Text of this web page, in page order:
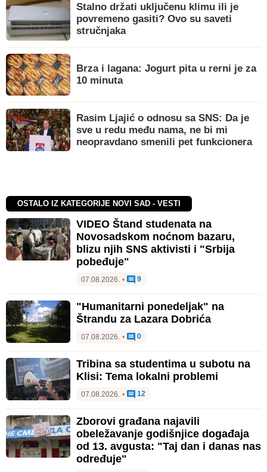
Stalno držati uključenu klimu ili je
povremeno gasiti? Ovo su saveti
stručnjaka
Brza i lagana: Jogurt pita u rerni je za
10 minuta
Rasim Ljajić o odnosu sa SNS: Da je
sve u redu među nama, ne bi mi
neopravdano smenili pet funkcionera
OSTALO IZ KATEGORIJE NOVI SAD - VESTI
VIDEO Štand studenata na
Novosadskom noćnom bazaru,
blizu njih SNS aktivisti i "Srbija
pobeđuje"
07.08.2026. • 9
"Humanitarni ponedeljak" na
Štrandu za Lazara Dobrića
07.08.2026. • 0
Tribina sa studentima u subotu na
Klisi: Tema lokalni problemi
07.08.2026. • 12
Zborovi građana najavili
obeležavanje godišnjice događaja
od 13. avgusta: "Taj dan i danas nas
određuje"